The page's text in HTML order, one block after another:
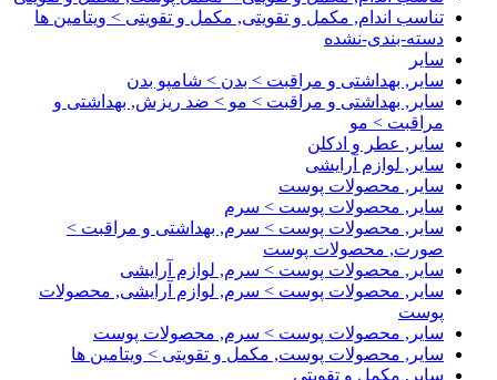
تناسب اندام, مکمل و تقویتی, مکمل و تقویتی > ویتامین ها
دسته-بندی-نشده
سایر
سایر, بهداشتی و مراقبت > بدن > شامپو بدن
سایر, بهداشتی و مراقبت > مو > ضد ریزش, بهداشتی و
مراقبت > مو
سایر, عطر و ادکلن
سایر, لوازم آرایشی
سایر, محصولات پوست
سایر, محصولات پوست > سرم
سایر, محصولات پوست > سرم, بهداشتی و مراقبت >
صورت, محصولات پوست
سایر, محصولات پوست > سرم, لوازم آرایشی
سایر, محصولات پوست > سرم, لوازم آرایشی, محصولات
پوست
سایر, محصولات پوست > سرم, محصولات پوست
سایر, محصولات پوست, مکمل و تقویتی > ویتامین ها
سایر, مکمل و تقویتی